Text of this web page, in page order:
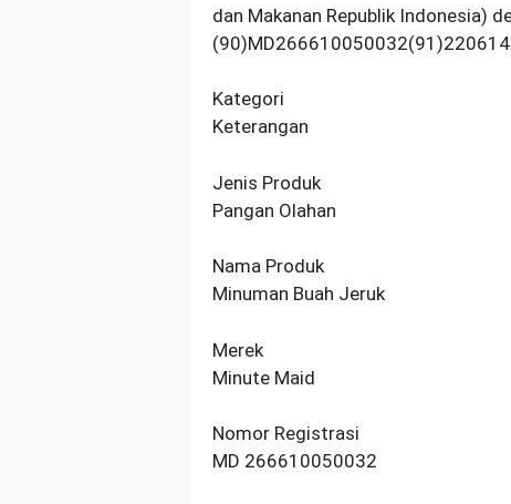
dan Makanan Republik Indonesia)
Kategori
Keterangan
Jenis Produk
Pangan Olahan
Nama Produk
Minuman Buah Jeruk
Merek
Minute Maid
Nomor Registrasi
MD 266610050032